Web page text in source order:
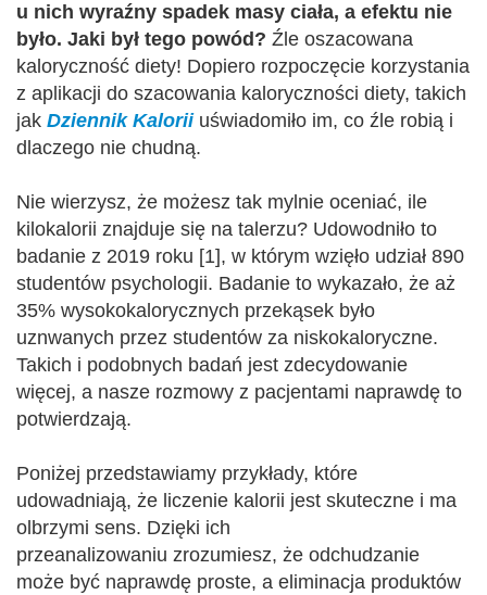
u nich wyraźny spadek masy ciała, a efektu nie
było. Jaki był tego powód? Źle oszacowana
kaloryczność diety! Dopiero rozpoczęcie korzystania
z aplikacji do szacowania kaloryczności diety, takich
jak Dziennik Kaloriiuświadomiło im, co źle robią i
dlaczego nie chudną.
Nie wierzysz, że możesz tak mylnie oceniać, ile
kilokalorii znajduje się na talerzu? Udowodniło to
badanie z 2019 roku [1], w którym wzięło udział 890
studentów psychologii. Badanie to wykazało, że aż
35% wysokokalorycznych przekąsek było
uznwanych przez studentów za niskokaloryczne.
Takich i podobnych badań jest zdecydowanie
więcej, a nasze rozmowy z pacjentami naprawdę to
potwierdzają.
Poniżej przedstawiamy przykłady, które
udowadniają, że liczenie kalorii jest skuteczne i ma
olbrzymi sens. Dzięki ich
przeanalizowaniu zrozumiesz, że odchudzanie
może być naprawdę proste, a eliminacja produktów